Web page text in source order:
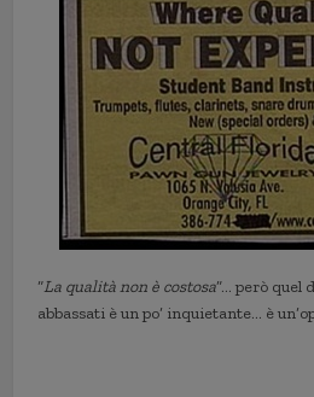
“La qualità non è costosa”… però quel
abbassati è un po’ inquietante… è